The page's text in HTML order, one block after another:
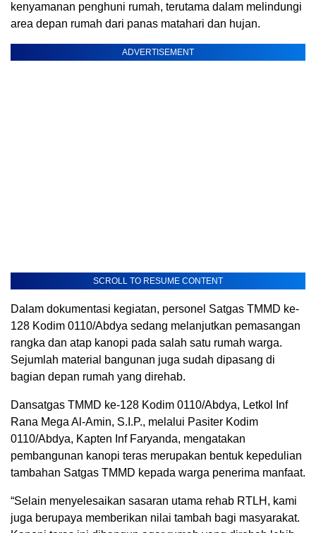
kenyamanan penghuni rumah, terutama dalam melindungi
area depan rumah dari panas matahari dan hujan.
ADVERTISEMENT
SCROLL TO RESUME CONTENT
Dalam dokumentasi kegiatan, personel Satgas TMMD ke-
128 Kodim 0110/Abdya sedang melanjutkan pemasangan
rangka dan atap kanopi pada salah satu rumah warga.
Sejumlah material bangunan juga sudah dipasang di
bagian depan rumah yang direhab.
Dansatgas TMMD ke-128 Kodim 0110/Abdya, Letkol Inf
Rana Mega Al-Amin, S.I.P., melalui Pasiter Kodim
0110/Abdya, Kapten Inf Faryanda, mengatakan
pembangunan kanopi teras merupakan bentuk kepedulian
tambahan Satgas TMMD kepada warga penerima manfaat.
“Selain menyelesaikan sasaran utama rehab RTLH, kami
juga berupaya memberikan nilai tambah bagi masyarakat.